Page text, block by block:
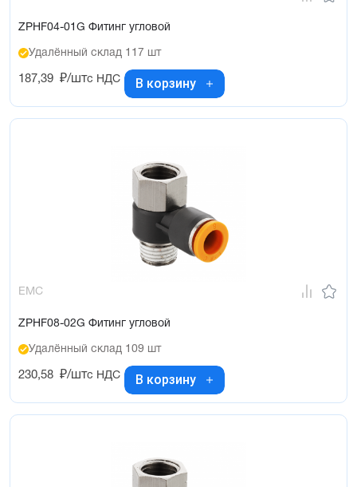
ZPHF04-01G Фитинг угловой
Удалённый склад 117 шт
187,39 ₽/штс НДС В корзину
EMC
ZPHF08-02G Фитинг угловой
Удалённый склад 109 шт
230,58 ₽/штс НДС В корзину